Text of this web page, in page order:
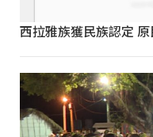
西拉雅族獲民族認定